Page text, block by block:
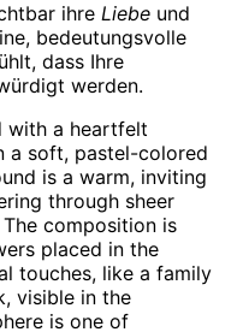
ihre Liebe und
bedeutungsvolle
dass Ihre
werden.